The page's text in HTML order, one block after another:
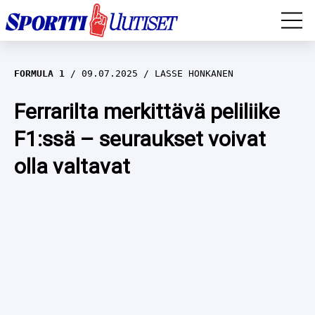
EM-YLEISURHEILU
JÄÄKIEKKO
YLEISURHEILU
WILMA HELTELÄ
TALVILAJIT
FORMULA 1 09.07.2025 LASSE HONKANEN
Ferrarilta merkittävä peliliike
F1:ssä – seuraukset voivat
olla valtavat